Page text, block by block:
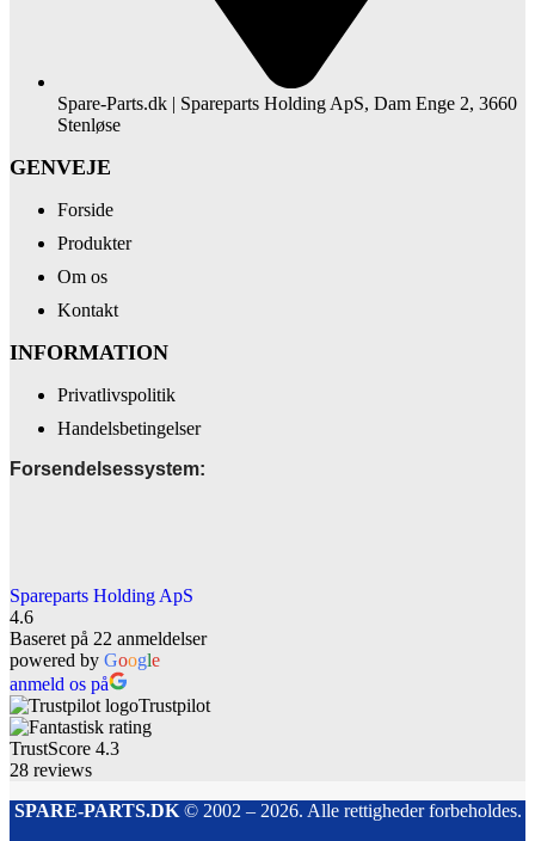
Spare-Parts.dk | Spareparts Holding ApS, Dam Enge 2, 3660
Stenløse
GENVEJE
Forside
Produkter
Om os
Kontakt
INFORMATION
Privatlivspolitik
Handelsbetingelser
Forsendelsessystem:
Spareparts Holding ApS
4.6
Baseret på 22 anmeldelser
powered by Google
anmeld os på
Trustpilot
TrustScore 4.3
28 reviews
SPARE-PARTS.DK© 2002 – 2026. Alle rettigheder forbeholdes.